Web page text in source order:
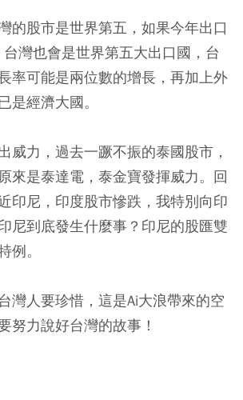
的股市是世界第五，如果今年出口
灣也會是世界第五大出口國，台
率可能是兩位數的增長，再加上外
是經濟大國。
威力，過去一蹶不振的泰國股市，
來是泰達電，泰金寶發揮威力。回
印尼，印度股市慘跌，我特別向印
尼到底發生什麼事？印尼的股匯雙
例。
灣人要珍惜，這是Ai大浪帶來的空
努力說好台灣的故事！